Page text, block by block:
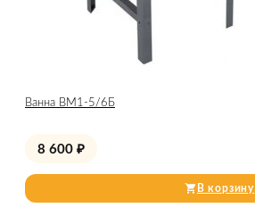
Ванна ВМ1-5/6Б
8 600 ₽
В корзину